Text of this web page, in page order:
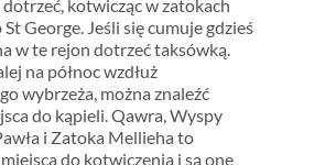
kotwicząc w zatokach
George. Jeśli się cumuje gdzieś
w te rejon dotrzeć taksówką.
na północ wzdłuż
wybrzeża, można znaleźć
do kąpieli. Qawra, Wyspy
i Zatoka Mellieha to
do kotwiczenia i są one